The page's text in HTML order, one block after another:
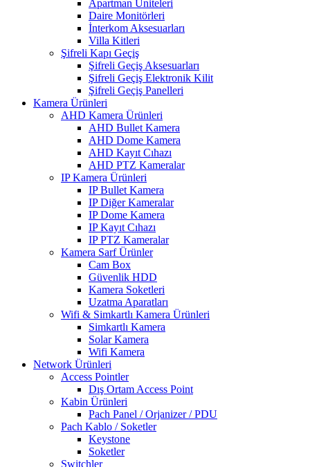
Apartman Üniteleri
Daire Monitörleri
İnterkom Aksesuarları
Villa Kitleri
Şifreli Kapı Geçiş
Şifreli Geçiş Aksesuarları
Şifreli Geçiş Elektronik Kilit
Şifreli Geçiş Panelleri
Kamera Ürünleri
AHD Kamera Ürünleri
AHD Bullet Kamera
AHD Dome Kamera
AHD Kayıt Cıhazı
AHD PTZ Kameralar
IP Kamera Ürünleri
IP Bullet Kamera
IP Diğer Kameralar
IP Dome Kamera
IP Kayıt Cıhazı
IP PTZ Kameralar
Kamera Sarf Ürünler
Cam Box
Güvenlik HDD
Kamera Soketleri
Uzatma Aparatları
Wifi & Simkartlı Kamera Ürünleri
Simkartlı Kamera
Solar Kamera
Wifi Kamera
Network Ürünleri
Access Pointler
Dış Ortam Access Point
Kabin Ürünleri
Pach Panel / Orjanizer / PDU
Pach Kablo / Soketler
Keystone
Soketler
Switchler